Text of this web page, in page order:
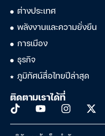
ต่างประเทศ
พลังงานและความยั่งยืน
การเมือง
ธุรกิจ
ภูมิทัศน์สื่อไทยปีล่าสุด
ติดตามเราได้ที่